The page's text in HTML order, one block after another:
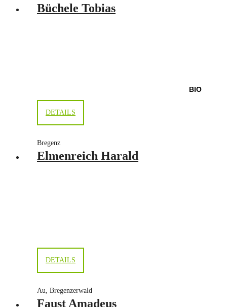
Büchele Tobias
BIO
DETAILS
Bregenz
Elmenreich Harald
DETAILS
Au, Bregenzerwald
Faust Amadeus